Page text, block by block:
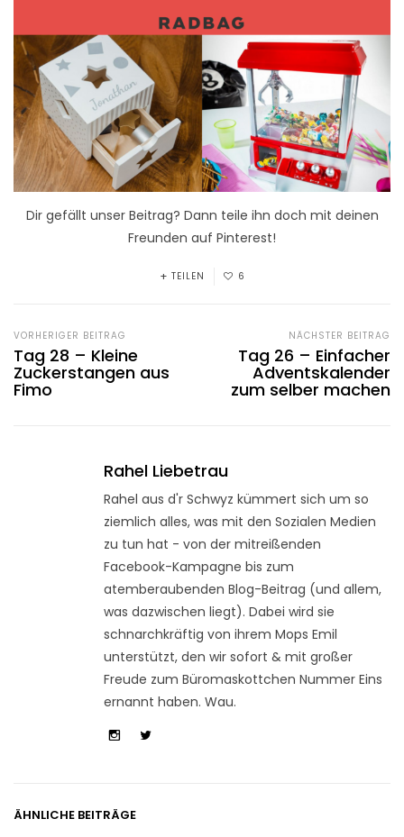
Dir gefällt unser Beitrag? Dann teile ihn doch mit deinen
Freunden auf Pinterest!
TEILEN 6
VORHERIGER BEITRAG
Tag 28 – Kleine
Zuckerstangen aus
Fimo
NÄCHSTER BEITRAG
Tag 26 – Einfacher
Adventskalender
zum selber machen
Rahel Liebetrau
Rahel aus d'r Schwyz kümmert sich um so
ziemlich alles, was mit den Sozialen Medien
zu tun hat - von der mitreißenden
Facebook-Kampagne bis zum
atemberaubenden Blog-Beitrag (und allem,
was dazwischen liegt). Dabei wird sie
schnarchkräftig von ihrem Mops Emil
unterstützt, den wir sofort & mit großer
Freude zum Büromaskottchen Nummer Eins
ernannt haben. Wau.
ÄHNLICHE BEITRÄGE